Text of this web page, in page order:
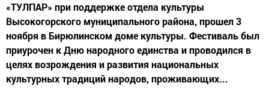
«ТУЛПАР» при поддержке отдела культуры
Высокогорского муниципального района, прошел 3
ноября в Бирюлинском доме культуры. Фестиваль был
приурочен к Дню народного единства и проводился в
целях возрождения и развития национальных
культурных традиций народов, проживающих...